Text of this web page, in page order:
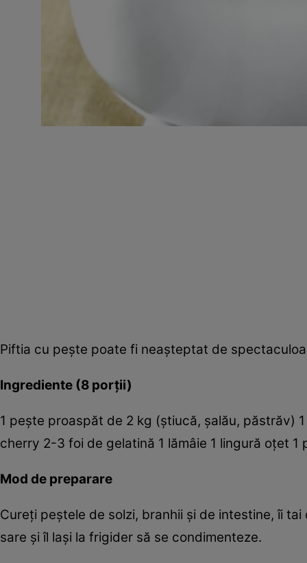
Piftia cu peşte poate fi neaşteptat de
Ingrediente (8 porţii)
1 peşte proaspăt de 2 kg (ştiucă, şalău, păstrăv)
cherry 2-3 foi de gelatină 1 lămâie 1 lingură oţet
Mod de preparare
Cureţi peştele de solzi, branhii şi de intestine, îi
sare şi îl laşi la frigider să se condimenteze.